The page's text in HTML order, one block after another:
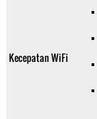
Kecepatan WiFi